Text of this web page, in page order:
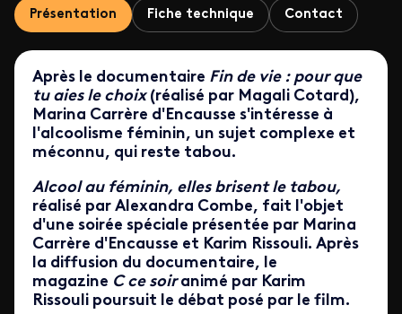
Présentation Fiche technique Contact
Après le documentaire Fin de vie : pour que
tu aies le choix(réalisé par Magali Cotard),
Marina Carrère d'Encausse s'intéresse à
l'alcoolisme féminin, un sujet complexe et
méconnu, qui reste tabou.
Alcool au féminin, elles brisent le tabou,
réalisé par Alexandra Combe, fait l'objet
d'une soirée spéciale présentée par Marina
Carrère d'Encausse et Karim Rissouli. Après
la diffusion du documentaire, le
magazine C ce soiranimé par Karim
Rissouli poursuit le débat posé par le film.